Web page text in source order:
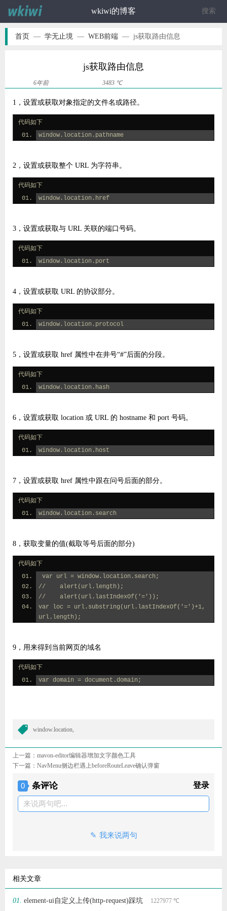
wkiwi的博客 ဆ
首页 — 学无止境 — WEB前端 — js获取路由信息
js获取路由信息
6年前 3483 ℃
1，设置或获取对象指定的文件名或路径。
代码如下
window.location.pathname
2，设置或获取整个 URL 为字符串。
代码如下
window.location.href
3，设置或获取与 URL 关联的端口号码。
代码如下
window.location.port
4，设置或获取 URL 的协议部分。
代码如下
window.location.protocol
5，设置或获取 href 属性中在井号“#”后面的分段。
代码如下
window.location.hash
6，设置或获取 location 或 URL 的 hostname 和 port 号码。
代码如下
window.location.host
7，设置或获取 href 属性中跟在问号后面的部分。
代码如下
window.location.search
8，获取变量的值(截取等号后面的部分)
代码如下
var url = window.location.search;
//    alert(url.length);
//    alert(url.lastIndexOf('='));
var loc = url.substring(url.lastIndexOf('=')+1,
url.length);
9，用来得到当前网页的域名
代码如下
var domain = document.domain;
window.location,
上一篇： mavon-editor编辑器增加文字颜色工具
下一篇： NavMenu侧边栏遇上beforeRouteLeave确认弹窗
0 条评论 登录
来说两句吧...
我来说两句
相关文章
element-ui自定义上传(http-request)踩坑 1227977 ℃